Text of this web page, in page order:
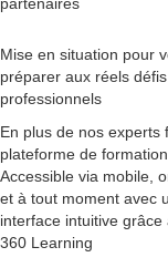
partenaires
Mise en situation pour
préparer aux réels défis
professionnels
En plus de nos experts
plateforme de
Accessible via mobile,
et à tout moment avec
interface intuitive grâce
360 Learning